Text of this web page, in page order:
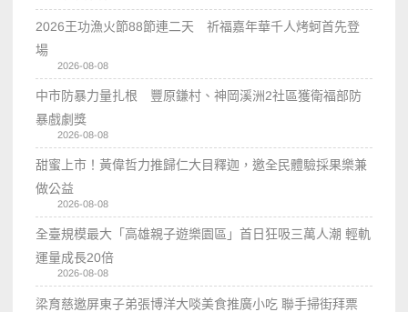
2026王功漁火節88節連二天 祈福嘉年華千人烤蚵首先登
場
2026-08-08
中市防暴力量扎根 豐原鎌村、神岡溪洲2社區獲衛福部防
暴戲劇獎
2026-08-08
甜蜜上市！黃偉哲力推歸仁大目釋迦，邀全民體驗採果樂兼
做公益
2026-08-08
全臺規模最大「高雄親子遊樂園區」首日狂吸三萬人潮 輕軌
運量成長20倍
2026-08-08
梁育慈邀屏東子弟張博洋大啖美食推廣小吃 聯手掃街拜票